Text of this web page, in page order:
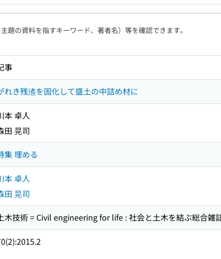
題の資料を指すキーワード、著者名）等を確認できます。
事
れき残渣を固化して盛土の中詰め材に
本 卓人
田 晃司
集 埋める
本 卓人
田 晃司
木技術 = Civil engineering for life : 社会と土木を結ぶ総合雑